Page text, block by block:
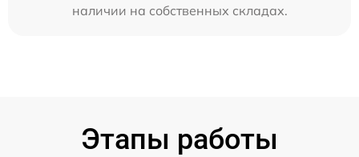
наличии на собственных складах.
Этапы работы